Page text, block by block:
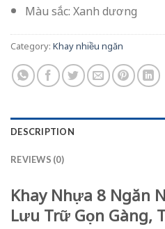
Màu sắc: Xanh dương
Category: Khay nhiều ngăn
DESCRIPTION
REVIEWS (0)
Khay Nhựa 8 Ngăn
Lưu Trữ Gọn Gàng,